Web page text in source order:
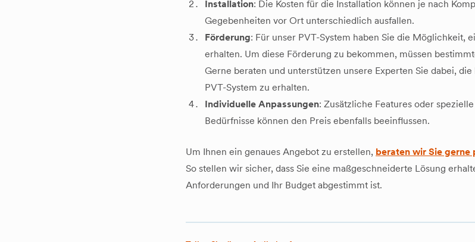
Installation: Die Kosten für die Installation können je nach
Gegebenheiten vor Ort unterschiedlich ausfallen.
Förderung: Für unser PVT-System haben Sie die Möglichkeit,
erhalten. Um diese Förderung zu bekommen, müssen
Gerne beraten und unterstützen unsere Experten Sie dabei,
PVT-System zu erhalten.
Individuelle Anpassungen: Zusätzliche Features oder
Bedürfnisse können den Preis ebenfalls beeinflussen.
Um Ihnen ein genaues Angebot zu erstellen, beraten wir Sie
So stellen wir sicher, dass Sie eine maßgeschneiderte Lösung
Anforderungen und Ihr Budget abgestimmt ist.